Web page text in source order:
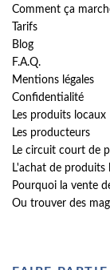
Comment ça
Tarifs
Blog
F.A.Q.
Mentions légales
Confidentialité
Les produits locaux
Les producteurs
Le circuit court de
L'achat de produits
Pourquoi la vente
Ou trouver des